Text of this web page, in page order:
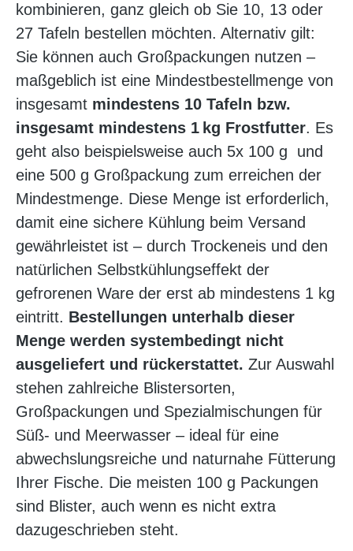
kombinieren, ganz gleich ob Sie 10, 13 oder
27 Tafeln bestellen möchten. Alternativ gilt:
Sie können auch Großpackungen nutzen –
maßgeblich ist eine Mindestbestellmenge von
insgesamt mindestens 10 Tafeln bzw.
insgesamt mindestens 1 kg Frostfutter. Es
geht also beispielsweise auch 5x 100 g und
eine 500 g Großpackung zum erreichen der
Mindestmenge. Diese Menge ist erforderlich,
damit eine sichere Kühlung beim Versand
gewährleistet ist – durch Trockeneis und den
natürlichen Selbstkühlungseffekt der
gefrorenen Ware der erst ab mindestens 1 kg
eintritt. Bestellungen unterhalb dieser
Menge werden systembedingt nicht
ausgeliefert und rückerstattet. Zur Auswahl
stehen zahlreiche Blistersorten,
Großpackungen und Spezialmischungen für
Süß- und Meerwasser – ideal für eine
abwechslungsreiche und naturnahe Fütterung
Ihrer Fische. Die meisten 100 g Packungen
sind Blister, auch wenn es nicht extra
dazugeschrieben steht.